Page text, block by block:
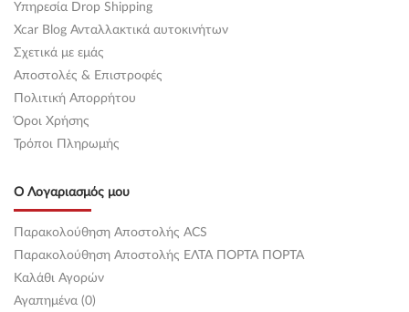
Υπηρεσία Drop Shipping
Xcar Blog Ανταλλακτικά αυτοκινήτων
Σχετικά με εμάς
Αποστολές & Επιστροφές
Πολιτική Απορρήτου
Όροι Χρήσης
Τρόποι Πληρωμής
Ο Λογαριασμός μου
Παρακολούθηση Αποστολής ACS
Παρακολούθηση Αποστολής ΕΛΤΑ ΠΟΡΤΑ ΠΟΡΤΑ
Καλάθι Αγορών
Αγαπημένα (0)